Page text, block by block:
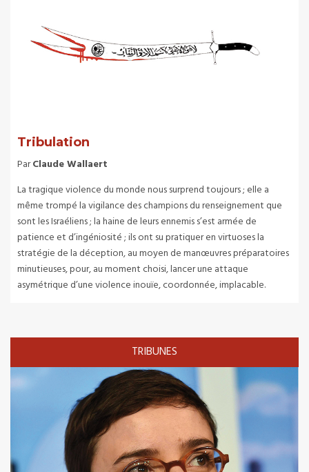
Tribulation
ParClaude Wallaert
La tragique violence du monde nous surprend toujours ; elle a
même trompé la vigilance des champions du renseignement que
sont les Israéliens ; la haine de leurs ennemis s’est armée de
patience et d’ingéniosité ; ils ont su pratiquer en virtuoses la
stratégie de la déception, au moyen de manœuvres préparatoires
minutieuses, pour, au moment choisi, lancer une attaque
asymétrique d’une violence inouïe, coordonnée, implacable.
TRIBUNES